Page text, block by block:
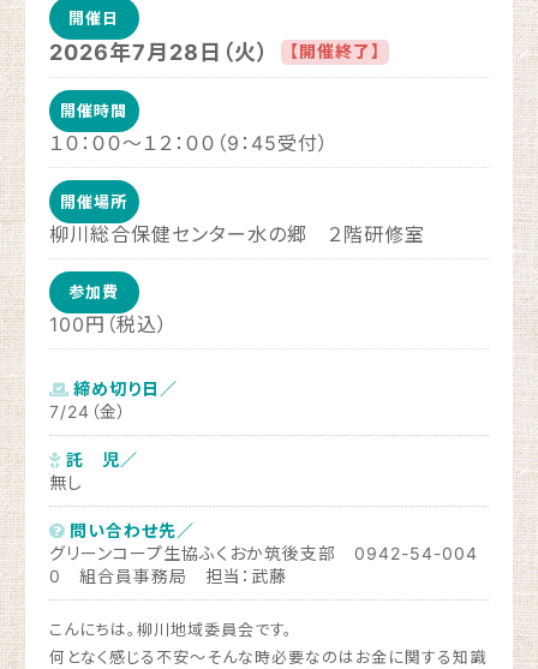
開催日
2026年7月28日（火） 【開催終了】
開催時間
１０：００～１２：００（9：45受付）
開催場所
柳川総合保健センター水の郷 ２階研修室
参加費
100円（税込）
締め切り日／
7/24（金）
託 児／
無し
問い合わせ先／
グリーンコープ生協ふくおか筑後支部 0942-54-004
0 組合員事務局 担当：武藤
こんにちは。柳川地域委員会です。
何となく感じる不安～そんな時必要なのはお金に関する知識